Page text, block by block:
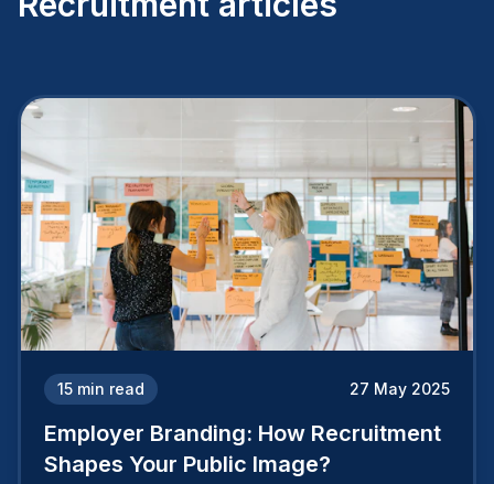
15 min read 27 May 2025
Employer Branding: How Recruitment
Shapes Your Public Image?